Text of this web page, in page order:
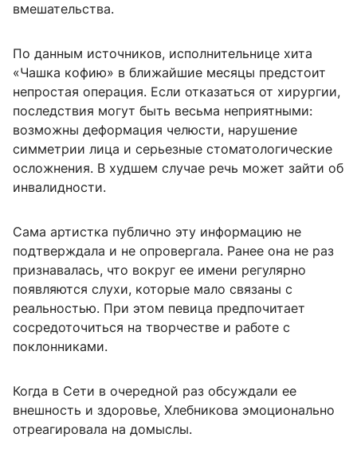
вмешательства.
По данным источников, исполнительнице хита
«Чашка кофию» в ближайшие месяцы предстоит
непростая операция. Если отказаться от хирургии,
последствия могут быть весьма неприятными:
возможны деформация челюсти, нарушение
симметрии лица и серьезные стоматологические
осложнения. В худшем случае речь может зайти об
инвалидности.
Сама артистка публично эту информацию не
подтверждала и не опровергала. Ранее она не раз
признавалась, что вокруг ее имени регулярно
появляются слухи, которые мало связаны с
реальностью. При этом певица предпочитает
сосредоточиться на творчестве и работе с
поклонниками.
Когда в Сети в очередной раз обсуждали ее
внешность и здоровье, Хлебникова эмоционально
отреагировала на домыслы.